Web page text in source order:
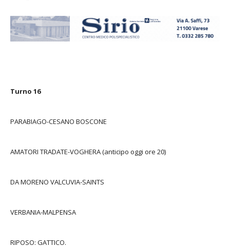
Turno 16
PARABIAGO-CESANO BOSCONE
AMATORI TRADATE-VOGHERA (anticipo oggi ore 20)
DA MORENO VALCUVIA-SAINTS
VERBANIA-MALPENSA
RIPOSO: GATTICO.